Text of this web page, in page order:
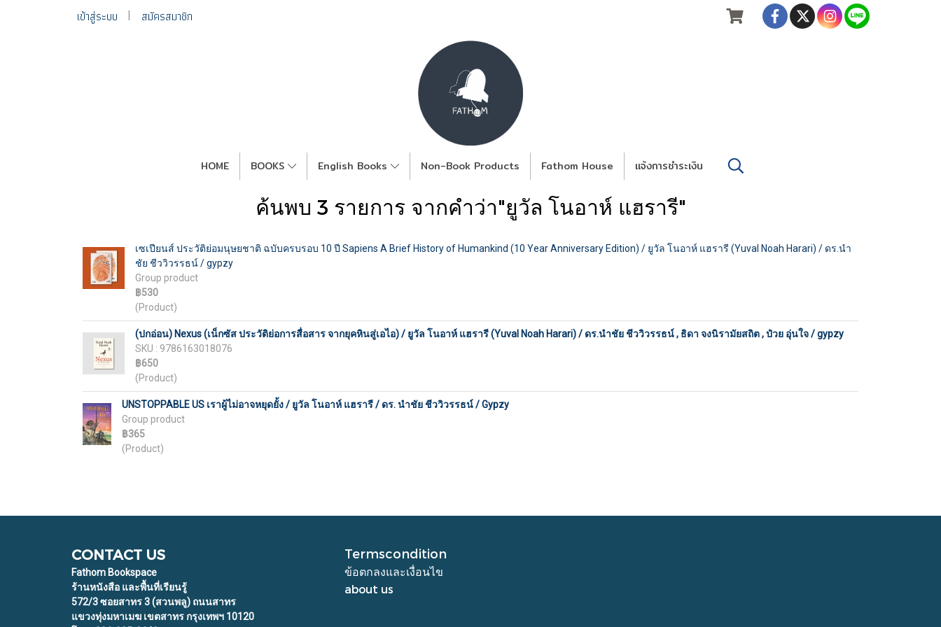
เข้าสู่ระบบ สมัครสมาชิก
HOME BOOKS English Books Non-Book Products Fathom House แจ้งการชำระเงิน
ค้นพบ 3 รายการ จากคำว่า"ยูวัล โนอาห์ แฮรารี"
เซเปียนส์ ประวัติย่อมนุษยชาติ ฉบับครบรอบ 10 ปี Sapiens A Brief History of Humankind (10 Year Anniversary Edition) / ยูวัล โนอาห์ แฮรารี (Yuval Noah Harari) / ดร.นำ
ชัย ชีววิวรรธน์ / gypzy
Group product
฿530
(Product)
(ปกอ่อน) Nexus (เน็กซัส ประวัติย่อการสื่อสาร จากยุคหินสู่เอไอ) / ยูวัล โนอาห์ แฮรารี (Yuval Noah Harari) / ดร.นำชัย ชีววิวรรธน์ , ธิดา จงนิรามัยสถิต , ป๋วย อุ่นใจ / gypzy
SKU : 9786163018076
฿650
(Product)
UNSTOPPABLE US เราผู้ไม่อาจหยุดยั้ง / ยูวัล โนอาห์ แฮรารี / ดร. นำชัย ชีววิวรรธน์ / Gypzy
Group product
฿365
(Product)
CONTACT US
Fathom Bookspace
ร้านหนังสือ และพื้นที่เรียนรู้
572/3 ซอยสาทร 3 (สวนพลู) ถนนสาทร
แขวงทุ่งมหาเมฆ เขตสาทร กรุงเทพฯ 10120
Termscondition
ข้อตกลงและเงื่อนไข
about us